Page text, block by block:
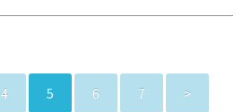
4 5 6 7 >